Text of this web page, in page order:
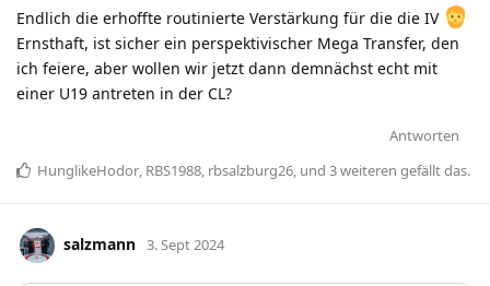
Endlich die erhoffte routinierte Verstärkung für die die IV
Ernsthaft, ist sicher ein perspektivischer Mega Transfer, den
ich feiere, aber wollen wir jetzt dann demnächst echt mit
einer U19 antreten in der CL?
Antworten
HunglikeHodor, RBS1988, rbsalzburg26, und 3weiteren gefällt das.
salzmann 3. Sept 2024